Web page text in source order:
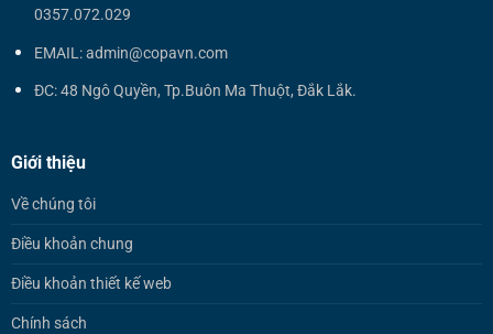
0357.072.029
EMAIL: admin@copavn.com
ĐC: 48 Ngô Quyền, Tp.Buôn Ma Thuột, Đắk Lắk.
Giới thiệu
Về chúng tôi
Điều khoản chung
Điều khoản thiết kế web
Chính sách